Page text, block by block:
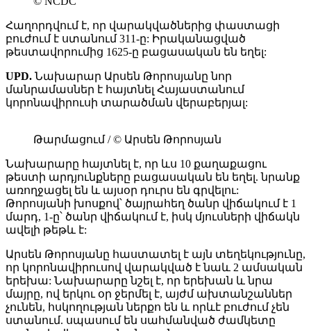
Հաղորդվում է, որ վարակվածներից փաստացի
բուժում է ստանում 311-ը: Իրականացված
թեստավորումից 1625-ը բացասական են եղել:
UPD. Նախարար Արսեն Թորոսյանը նոր
մանրամասներ է հայտնել Հայաստանում
կորոնավիրուսի տարածման վերաբերյալ:
Թարմացում / © Արսեն Թորոսյան
Նախարարը հայտնել է, որ ևս 10 քաղաքացու
թեստի արդյունքները բացասական են եղել. նրանք
առողջացել են և այսօր դուրս են գրվելու:
Թորոսյանի խոսքով՝ ծայրահեղ ծանր վիճակում է 1
մարդ, 1-ը՝ ծանր վիճակում է, իսկ մյուսների վիճակն
ավելի թեթև է:
Արսեն Թորոսյանը հաստատել է այն տեղեկությունը,
որ կորոնավիրուսով վարակված է նաև 2 ամսական
երեխա: Նախարարը նշել է, որ երեխան և նրա
մայրը, ով երկու օր ջերմել է, այժմ ախտանշաններ
չունեն, հսկողության ներքո են և որևէ բուժում չեն
ստանում. սպասում են սահմանված ժամկետը